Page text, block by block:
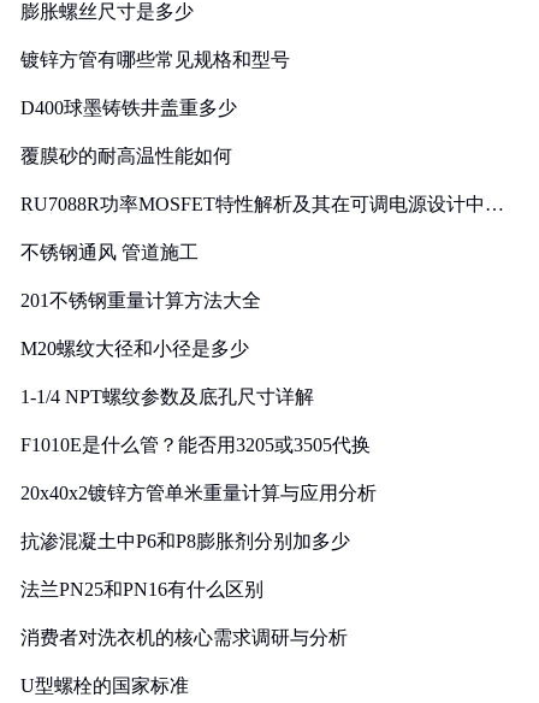
膨胀螺丝尺寸是多少
镀锌方管有哪些常见规格和型号
D400球墨铸铁井盖重多少
覆膜砂的耐高温性能如何
RU7088R功率MOSFET特性解析及其在可调电源设计中的
不锈钢通风 管道施工
201不锈钢重量计算方法大全
M20螺纹大径和小径是多少
1-1/4 NPT螺纹参数及底孔尺寸详解
F1010E是什么管？能否用3205或3505代换
20x40x2镀锌方管单米重量计算与应用分析
抗渗混凝土中P6和P8膨胀剂分别加多少
法兰PN25和PN16有什么区别
消费者对洗衣机的核心需求调研与分析
U型螺栓的国家标准